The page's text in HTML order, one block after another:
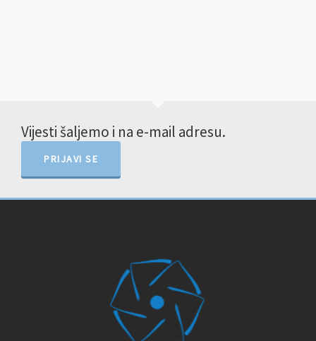
Vijesti šaljemo i na e-mail adresu.
PRIJAVI SE